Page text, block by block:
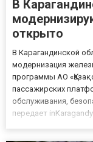
В
открыто
В Карагандинской
модернизация
программы АО
пассажирских
обслуживания,
передает